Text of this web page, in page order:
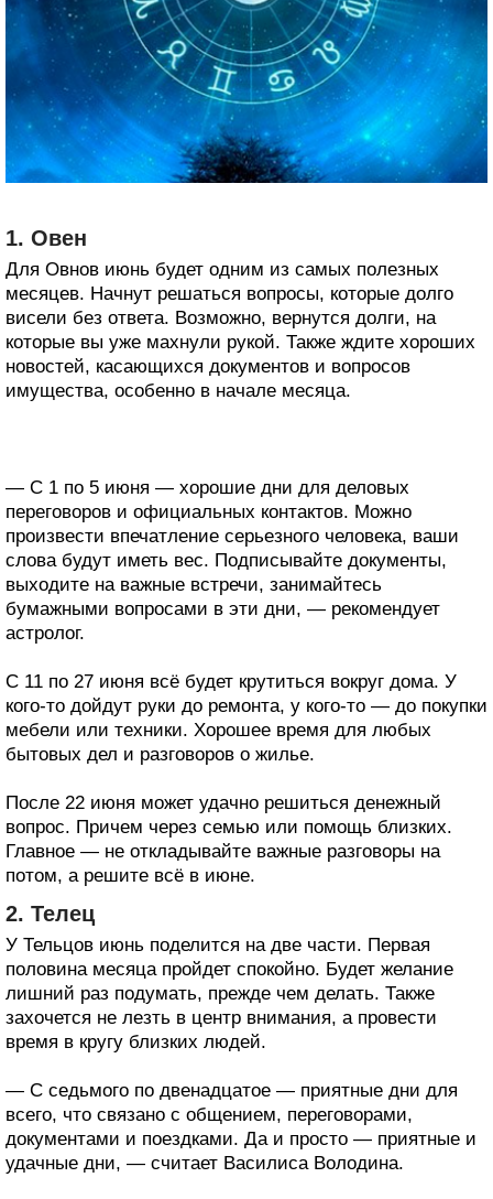
1. Овен
Для Овнов июнь будет одним из самых полезных
месяцев. Начнут решаться вопросы, которые долго
висели без ответа. Возможно, вернутся долги, на
которые вы уже махнули рукой. Также ждите хороших
новостей, касающихся документов и вопросов
имущества, особенно в начале месяца.
— С 1 по 5 июня — хорошие дни для деловых
переговоров и официальных контактов. Можно
произвести впечатление серьезного человека, ваши
слова будут иметь вес. Подписывайте документы,
выходите на важные встречи, занимайтесь
бумажными вопросами в эти дни, — рекомендует
астролог.
С 11 по 27 июня всё будет крутиться вокруг дома. У
кого-то дойдут руки до ремонта, у кого-то — до покупки
мебели или техники. Хорошее время для любых
бытовых дел и разговоров о жилье.
После 22 июня может удачно решиться денежный
вопрос. Причем через семью или помощь близких.
Главное — не откладывайте важные разговоры на
потом, а решите всё в июне.
2. Телец
У Тельцов июнь поделится на две части. Первая
половина месяца пройдет спокойно. Будет желание
лишний раз подумать, прежде чем делать. Также
захочется не лезть в центр внимания, а провести
время в кругу близких людей.
— С седьмого по двенадцатое — приятные дни для
всего, что связано с общением, переговорами,
документами и поездками. Да и просто — приятные и
удачные дни, — считает Василиса Володина.